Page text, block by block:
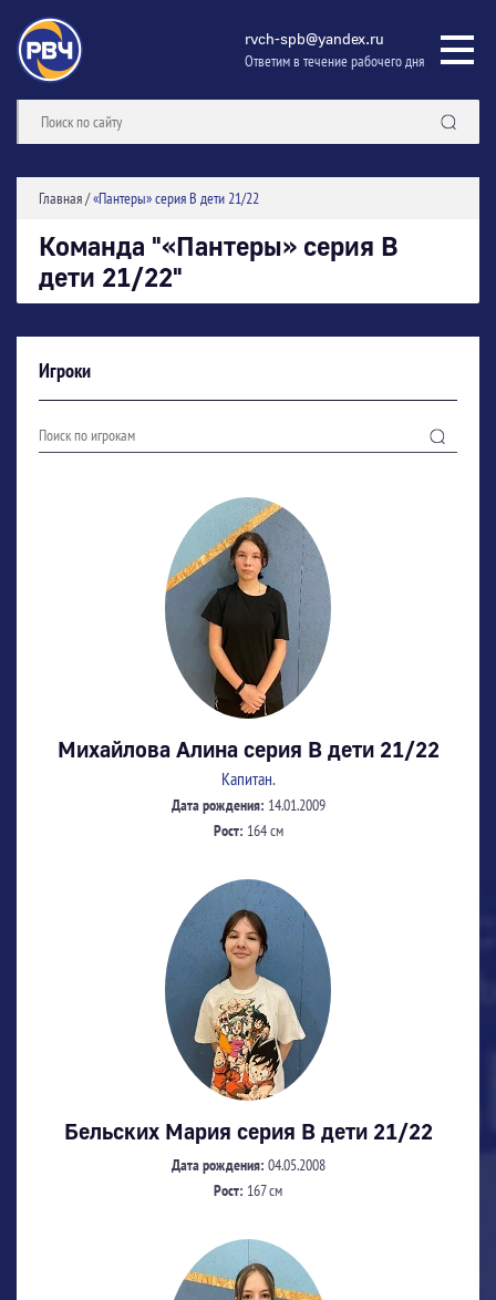
rvch-spb@yandex.ru
Ответим в течение рабочего дня
Главная/«Пантеры» серия В дети 21/22
Команда "«Пантеры» серия В
дети 21/22"
Игроки
Михайлова Алина серия В дети 21/22
Капитан.
Дата рождения: 14.01.2009
Рост: 164 см
Бельских Мария серия В дети 21/22
Дата рождения: 04.05.2008
Рост: 167 см